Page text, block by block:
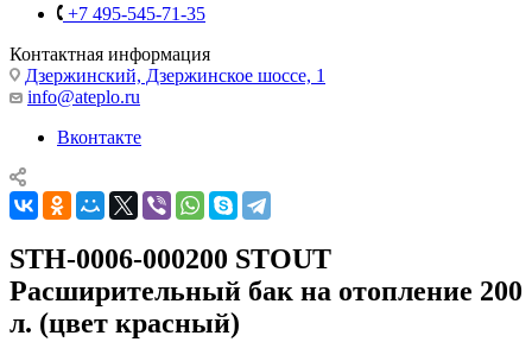
+7 495-545-71-35
Контактная информация
Дзержинский, Дзержинское шоссе, 1
info@ateplo.ru
Вконтакте
STH-0006-000200 STOUT
Расширительный бак на отопление 200
л. (цвет красный)